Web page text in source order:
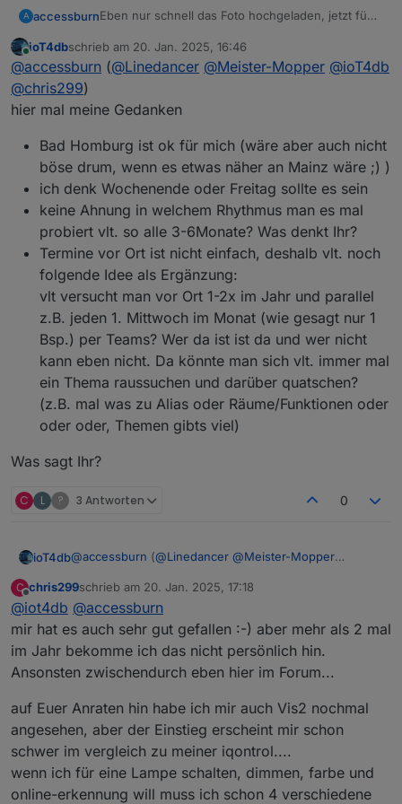
A accessburnEben nur schnell das Foto hochgeladen, jetzt füge
Der erste Stammtisch in Ffm war, aus meiner Sicht,
ein voller Erfolg. Wir haben, denke ich, alle etwas
haben viel erzählt, präsentiert und Erfahrungen
ausgetauscht. Ich danke allen anwesenden und
*insider
organisieren und hoffe auf reges erscheinen.
Wie sollen wir weiter vorgehen? Wochenende?
Bad Homburg? Datumsumfrage?
ioT4dbschrieb am 20. Jan. 2025, 16:46
zuletzt editiert von
@accessburn (@Linedancer @Meister-Mopper @ioT4db
@chris299)
hier mal meine Gedanken
Bad Homburg ist ok für mich (wäre aber auch nicht
böse drum, wenn es etwas näher an Mainz wäre ;) )
ich denk Wochenende oder Freitag sollte es sein
keine Ahnung in welchem Rhythmus man es mal
probiert vlt. so alle 3-6Monate? Was denkt Ihr?
Termine vor Ort ist nicht einfach, deshalb vlt. noch
folgende Idee als Ergänzung:
vlt versucht man vor Ort 1-2x im Jahr und parallel
z.B. jeden 1. Mittwoch im Monat (wie gesagt nur 1
Bsp.) per Teams? Wer da ist ist da und wer nicht
kann eben nicht. Da könnte man sich vlt. immer mal
ein Thema raussuchen und darüber quatschen?
(z.B. mal was zu Alias oder Räume/Funktionen oder
oder oder, Themen gibts viel)
Was sagt Ihr?
C L ? 3 Antworten 0
ioT4db@accessburn (@Linedancer @Meister-Mopper
hier mal meine Gedanken
Bad Homburg ist ok für mich (wäre aber auch
nicht böse drum, wenn es etwas näher an Mainz
wäre ;) )
ich denk Wochenende oder Freitag sollte es sein
keine Ahnung in welchem Rhythmus man es mal
probiert vlt. so alle 3-6Monate? Was denkt Ihr?
folgende Idee als Ergänzung:
vlt versucht man vor Ort 1-2x im Jahr und parallel
z.B. jeden 1. Mittwoch im Monat (wie gesagt nur 1
Bsp.) per Teams? Wer da ist ist da und wer nicht
kann eben nicht. Da könnte man sich vlt. immer
mal ein Thema raussuchen und darüber
Was sagt Ihr?
C
Offline
chris299schrieb am 20. Jan. 2025, 17:18
zuletzt editiert von
@iot4db @accessburn
mir hat es auch sehr gut gefallen :-) aber mehr als 2 mal
im Jahr bekomme ich das nicht persönlich hin.
Ansonsten zwischendurch eben hier im Forum...
auf Euer Anraten hin habe ich mir auch Vis2 nochmal
angesehen, aber der Einstieg erscheint mir schon
schwer im vergleich zu meiner iqontrol....
wenn ich für eine Lampe schalten, dimmen, farbe und
online-erkennung will muss ich schon 4 verschiedene